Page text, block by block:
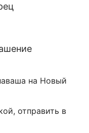
на Новый
отправить в